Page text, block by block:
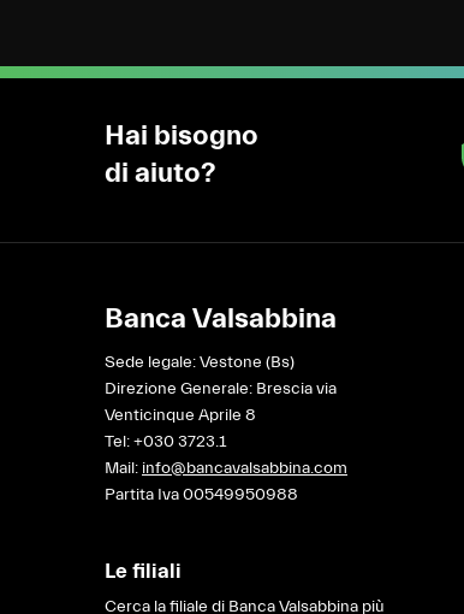
Hai bisogno
di aiuto?
Banca Valsabbina
Sede legale: Vestone (Bs)
Direzione Generale: Brescia via
Venticinque Aprile 8
Tel:+030 3723.1
Mail: info@bancavalsabbina.com
Partita Iva 00549950988
Le filiali
Cerca la filiale di Banca Valsabbina più